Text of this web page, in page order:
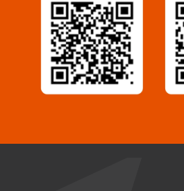
Сызрань, ул. Декабристов, 1А
8 927 009 54 63
Саратов, ул. Танкистов, 37